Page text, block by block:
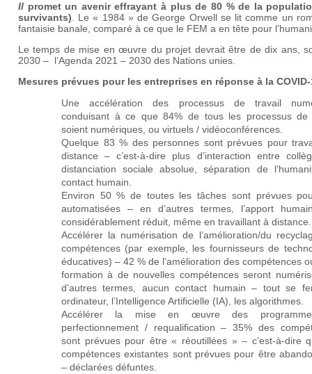
Il promet un avenir effrayant à plus de 80 % de la
survivants). Le « 1984 » de George Orwell se lit comme un
fantaisie banale, comparé à ce que le FEM a en tête pour
Le temps de mise en œuvre du projet devrait être de dix ans,
2030 – l’Agenda 2021 – 2030 des Nations unies.
Mesures prévues pour les entreprises en réponse à la
Une accélération des processus de travail
conduisant à ce que 84% de tous les processus de
soient numériques, ou virtuels / vidéoconférences.
Quelque 83 % des personnes sont prévues pour
distance – c’est-à-dire plus d’interaction entre
distanciation sociale absolue, séparation de
contact humain.
Environ 50 % de toutes les tâches sont prévues
automatisées – en d’autres termes, l’apport
considérablement réduit, même en travaillant à distance.
Accélérer la numérisation de l’amélioration/du
compétences (par exemple, les fournisseurs de
éducatives) – 42 % de l’amélioration des compétences
formation à de nouvelles compétences seront
d’autres termes, aucun contact humain – tout se
ordinateur, l’Intelligence Artificielle (IA), les algorithmes.
Accélérer la mise en œuvre des
perfectionnement / requalification – 35% des
sont prévues pour être « réoutillées » – c’est-à-dire
compétences existantes sont prévues pour être
– déclarées défuntes.